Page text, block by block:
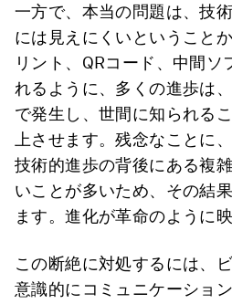
一方で、本当の問題は、技
には見えにくいということ
リント、QRコード、中間ソ
れるように、多くの進歩は
で発生し、世間に知られる
上させます。残念なことに
技術的進歩の背後にある複
いことが多いため、その結
ます。進化が革命のように
この断絶に対処するには、
意識的にコミュニケーショ